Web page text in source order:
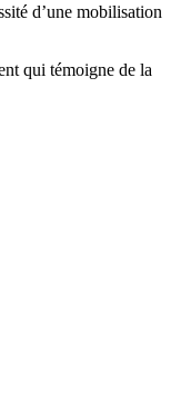
d’une mobilisation
qui témoigne de la